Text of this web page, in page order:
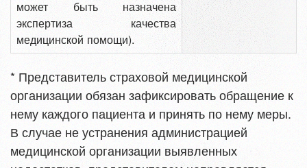
может быть назначена
экспертиза качества
медицинской помощи).
* Представитель страховой медицинской
организации обязан зафиксировать обращение к
нему каждого пациента и принять по нему меры.
В случае не устранения администрацией
медицинской организации выявленных